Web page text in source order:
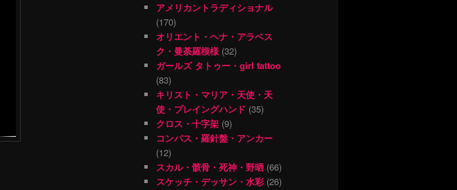
アメリカントラディショナル
(170)
オリエント・ヘナ・アラベス
ク・曼荼羅模様 (32)
ガールズ タトゥー・girl tattoo
(83)
キリスト・マリア・天使・天
使・プレイングハンド (35)
クロス・十字架 (9)
コンパス・羅針盤・アンカー
(12)
スカル・骸骨・死神・野晒 (66)
スケッチ・デッサン・水彩 (26)